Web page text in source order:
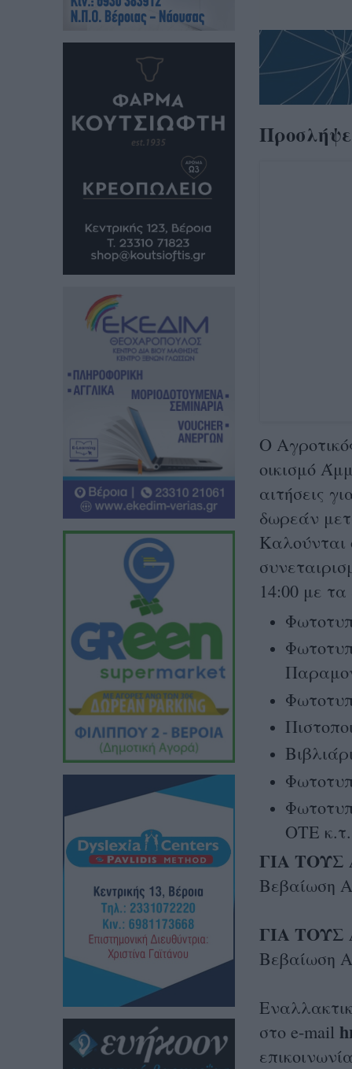
O
οικισμό
αιτήσεις
δωρεάν
Καλούνται
14:00 με τα
ΟΤΕ
ΓΙΑ
Βεβαίωση
ΓΙΑ
Βεβαίωση
στο e-mail